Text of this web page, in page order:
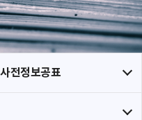
사전정보공표